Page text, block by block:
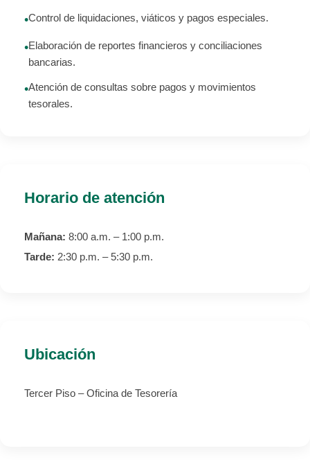
•Control de liquidaciones, viáticos y pagos especiales.
•Elaboración de reportes financieros y conciliaciones
bancarias.
•Atención de consultas sobre pagos y movimientos
tesorales.
Horario de atención
Mañana: 8:00 a.m. – 1:00 p.m.
Tarde: 2:30 p.m. – 5:30 p.m.
Ubicación
Tercer Piso – Oficina de Tesorería